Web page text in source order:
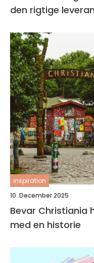
den rigtige
inspiration
10. December 2025
Bevar Christiania
med en historie